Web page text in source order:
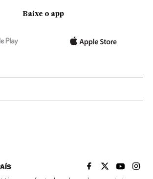
Baixe o app
EL PAÍS BRASIL EN
EL PAÍSEL PAÍS
EL